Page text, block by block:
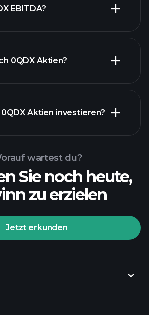
EBITDA?
0QDX Aktien?
Aktien investieren?
wartest du?
Sie noch heute,
zu erzielen
Jetzt erkunden